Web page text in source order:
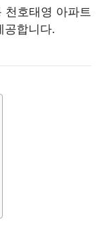
호태영 아파트
공합니다.